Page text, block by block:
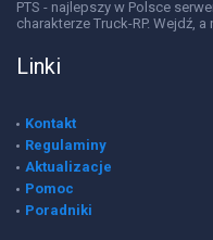
PTS - najlepszy w Polsce
charakterze Truck-RP. Wejdź, a
Linki
Kontakt
Regulaminy
Aktualizacje
Pomoc
Poradniki